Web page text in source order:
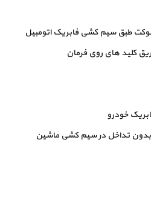
طبق سیم کشی فابریک اتومبیل
کلید های روی فرمان
خودرو
تداخل در سیم کشی ماشین